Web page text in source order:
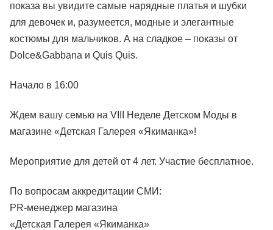
показа вы увидите самые нарядные платья и шубки
для девочек и, разумеется, модные и элегантные
костюмы для мальчиков. А на сладкое – показы от
Dolce&Gabbana и Quis Quis.
Начало в 16:00
Ждем вашу семью на VIII Неделе Детском Моды в
магазине «Детская Галерея «Якиманка»!
Мероприятие для детей от 4 лет. Участие бесплатное.
По вопросам аккредитации СМИ:
PR-менеджер магазина
«Детская Галерея «Якиманка»